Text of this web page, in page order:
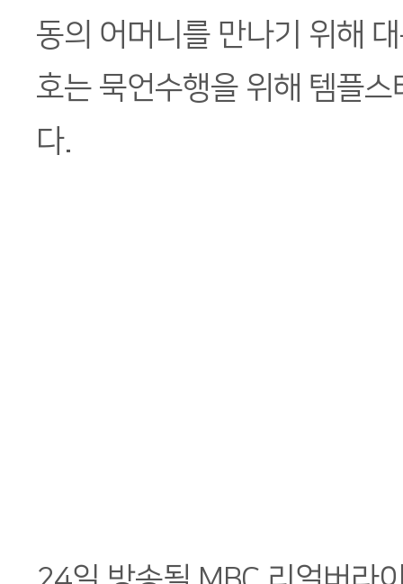
동의 어머니를 만나기 위해
호는 묵언수행을 위해 템플
다.